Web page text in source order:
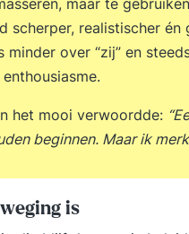
scherper, realistischer én
over “zij” en
het mooi verwoordde:
beginnen. Maar ik
is